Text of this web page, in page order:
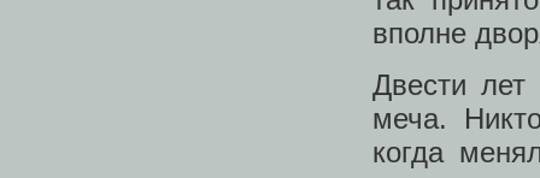
вполне
Двести
меча.
когда